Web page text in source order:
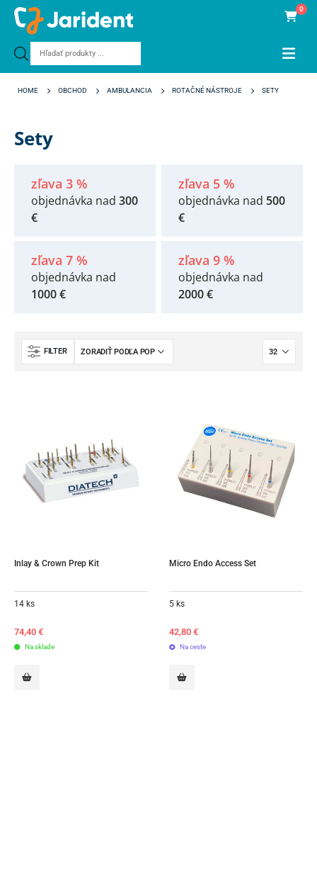
Products
0
HOME OBCHOD AMBULANCIA ROTAČNÉ NÁSTROJE SETY
Sety
zľava 3 %
objednávka nad 300
€
zľava 5 %
objednávka nad 500
€
zľava 7 %
objednávka nad
1000 €
zľava 9 %
objednávka nad
2000 €
FILTER
Inlay & Crown Prep Kit
14 ks
74,40 €
Na sklade
Micro Endo Access Set
5 ks
42,80 €
Na ceste